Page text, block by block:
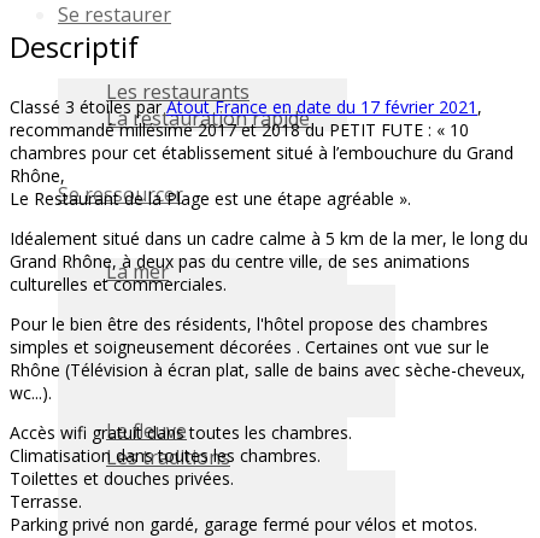
Se restaurer
Les restaurants
La restauration rapide
Se ressourcer
La mer
Le fleuve
Les traditions
Descriptif
Classé 3 étoiles parAtout France en date du 17 février 2021 ,
recommandé millésime 2017 et 2018 du PETIT FUTE : « 10
chambres pour cet établissement situé à l’embouchure du Grand
Rhône,
Le Restaurant de la Plage est une étape agréable ».
Idéalement situé dans un cadre calme à 5 km de la mer, le long du
Grand Rhône, à deux pas du centre ville, de ses animations
culturelles et commerciales.
Pour le bien être des résidents, l'hôtel propose des chambres
simples et soigneusement décorées . Certaines ont vue sur le
Rhône (Télévision à écran plat, salle de bains avec sèche-cheveux,
wc...).
Accès wifi gratuit dans toutes les chambres.
Climatisation dans toutes les chambres.
Toilettes et douches privées.
Terrasse.
Parking privé non gardé, garage fermé pour vélos et motos.